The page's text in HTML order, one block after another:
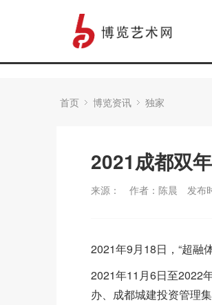
首页 博览资讯 独家
2021成都双
来源： 作者：陈晨 发布
2021年9月18日，“超融
2021年11月6日至2022
办、成都城建投资管理